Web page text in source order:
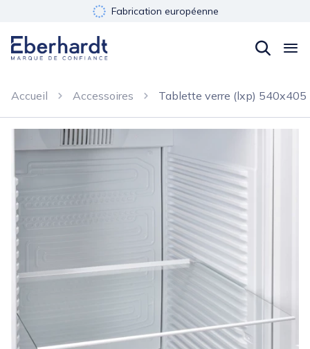
Fabrication européenne
Accueil Accessoires Tablette verre (lxp) 540x405